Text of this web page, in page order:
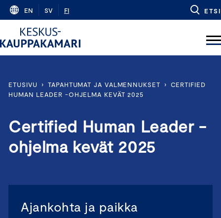
Skip
content
EN SV FI ETSI
ETUSIVU › TAPAHTUMAT JA VALMENNUKSET › CERTIFIED
HUMAN LEADER -OHJELMA KEVÄT 2025
Certified Human Leader -
ohjelma kevät 2025
Ajankohta ja paikka